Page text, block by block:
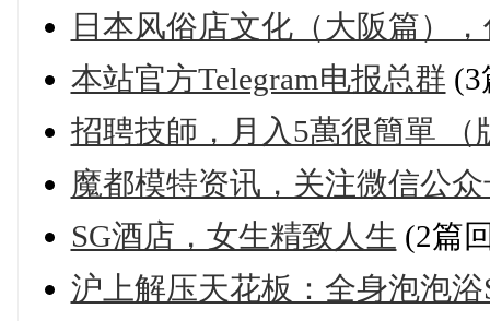
日本风俗店文化（大阪篇）
本站官方Telegram电报总群 (3
招聘技師，月入5萬很簡單 （
魔都模特资讯，关注微信公众
SG酒店，女生精致人生 (2篇
沪上解压天花板：全身泡泡